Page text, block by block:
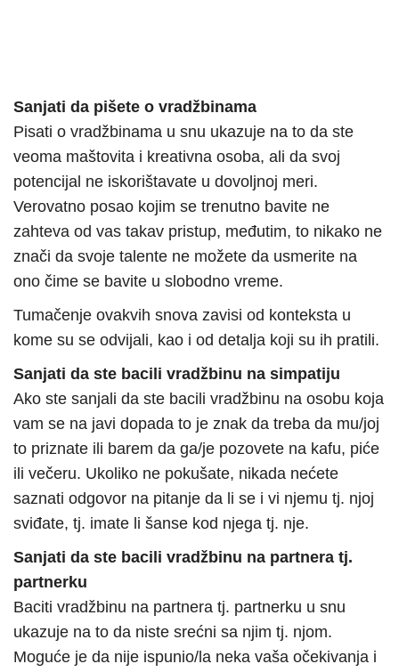
Sanjati da pišete o vradžbinama
Pisati o vradžbinama u snu ukazuje na to da ste
veoma maštovita i kreativna osoba, ali da svoj
potencijal ne iskorištavate u dovoljnoj meri.
Verovatno posao kojim se trenutno bavite ne
zahteva od vas takav pristup, međutim, to nikako ne
znači da svoje talente ne možete da usmerite na
ono čime se bavite u slobodno vreme.
Tumačenje ovakvih snova zavisi od konteksta u
kome su se odvijali, kao i od detalja koji su ih pratili.
Sanjati da ste bacili vradžbinu na simpatiju
Ako ste sanjali da ste bacili vradžbinu na osobu koja
vam se na javi dopada to je znak da treba da mu/joj
to priznate ili barem da ga/je pozovete na kafu, piće
ili večeru. Ukoliko ne pokušate, nikada nećete
saznati odgovor na pitanje da li se i vi njemu tj. njoj
sviđate, tj. imate li šanse kod njega tj. nje.
Sanjati da ste bacili vradžbinu na partnera tj.
partnerku
Baciti vradžbinu na partnera tj. partnerku u snu
ukazuje na to da niste srećni sa njim tj. njom.
Moguće je da nije ispunio/la neka vaša očekivanja i